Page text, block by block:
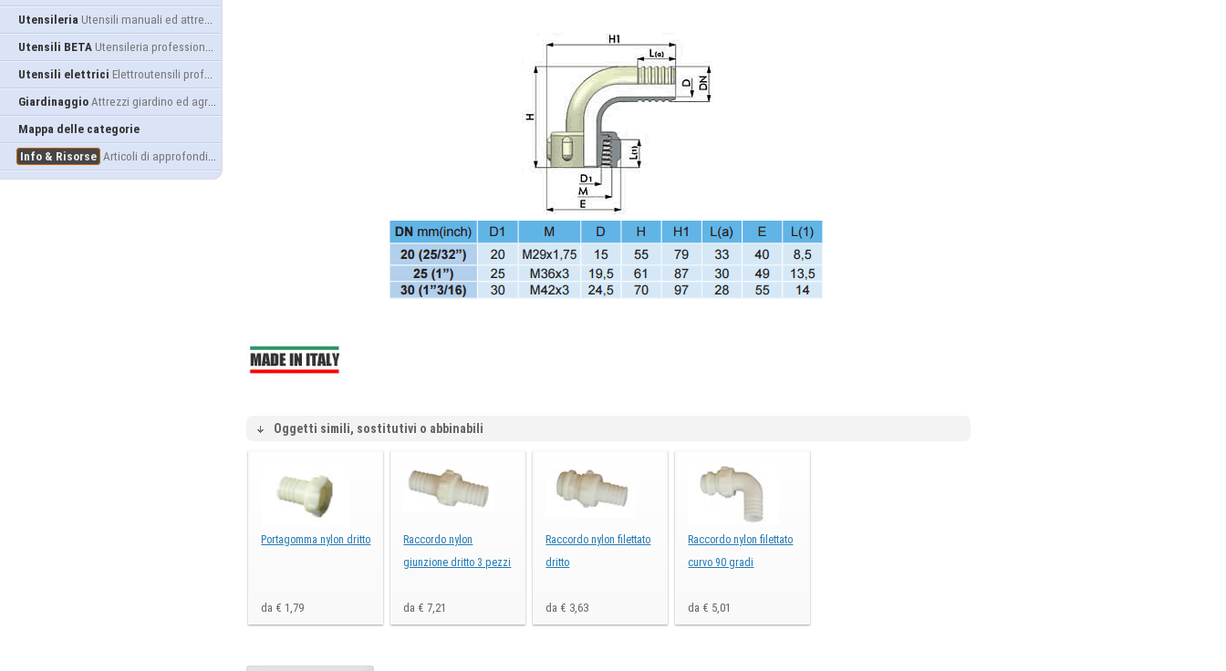
Utensileria Utensili manuali ed attrezzature
Utensili BETA Utensileria professionale
Utensili elettrici Elettroutensili professionali
Giardinaggio Attrezzi giardino ed agricoltura
Mappa delle categorie
Info & Risorse Articoli di approfondimento
Oggetti simili, sostitutivi o abbinabili
Portagomma nylon dritto
da € 1,79
Raccordo nylon
giunzione dritto 3 pezzi
da € 7,21
Raccordo nylon filettato
dritto
da € 3,63
Raccordo nylon filettato
curvo 90 gradi
da € 5,01